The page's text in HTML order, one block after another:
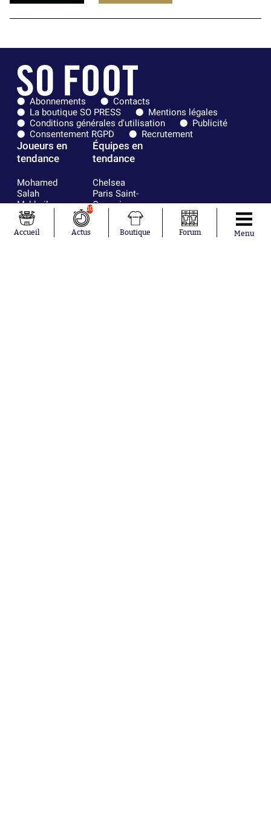
Abonnements
Contacts
La boutique SO PRESS
Mentions légales
Conditions générales d'utilisation
Publicité
Consentement RGPD
Recrutement
Joueurs en
tendance
Mohamed
Salah
Mykhailo
Mudryk
Neymar
Khalis Merah
Équipes en
tendance
Chelsea
Paris Saint-
Germain
Bordeaux
Olympique
lyonnais
Accueil
10
Actus Boutique Forum Menu